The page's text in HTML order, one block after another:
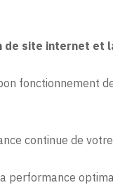
site internet et
fonctionnement
continue de
performance